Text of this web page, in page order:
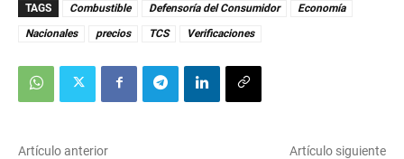
TAGS Combustible Defensoría del Consumidor
Economía
Nacionales
precios TCS Verificaciones
Artículo anterior Artículo siguiente